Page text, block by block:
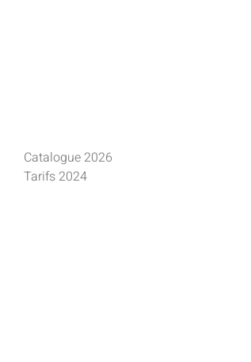
Catalogue 2026
Tarifs 2024